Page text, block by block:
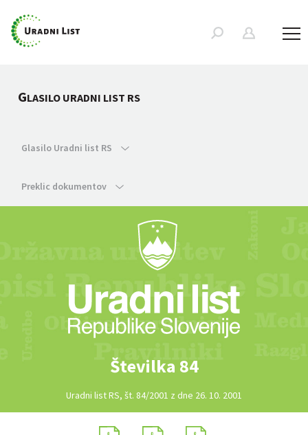
GLASILO URADNI LIST RS
Glasilo Uradni list RS
Preklic dokumentov
Številka 84
Uradni list RS, št. 84/2001 z dne 26. 10. 2001